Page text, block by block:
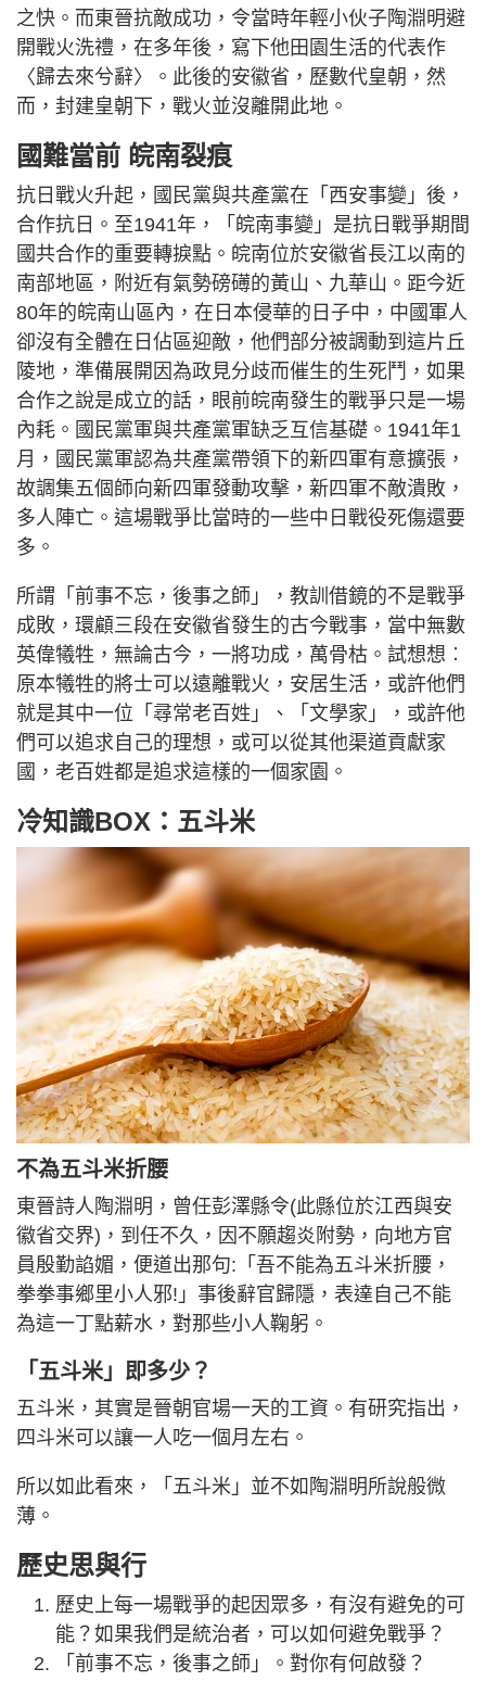
之快。而東晉抗敵成功，令當時年輕小伙子陶淵明避
開戰火洗禮，在多年後，寫下他田園生活的代表作
〈歸去來兮辭〉。此後的安徽省，歷數代皇朝，然
而，封建皇朝下，戰火並沒離開此地。
國難當前 皖南裂痕
抗日戰火升起，國民黨與共產黨在「西安事變」後，
合作抗日。至1941年，「皖南事變」是抗日戰爭期間
國共合作的重要轉捩點。皖南位於安徽省長江以南的
南部地區，附近有氣勢磅礡的黃山、九華山。距今近
80年的皖南山區內，在日本侵華的日子中，中國軍人
卻沒有全體在日佔區迎敵，他們部分被調動到這片丘
陵地，準備展開因為政見分歧而催生的生死鬥，如果
合作之說是成立的話，眼前皖南發生的戰爭只是一場
內耗。國民黨軍與共產黨軍缺乏互信基礎。1941年1
月，國民黨軍認為共產黨帶領下的新四軍有意擴張，
故調集五個師向新四軍發動攻擊，新四軍不敵潰敗，
多人陣亡。這場戰爭比當時的一些中日戰役死傷還要
多。
所謂「前事不忘，後事之師」，教訓借鏡的不是戰爭
成敗，環顧三段在安徽省發生的古今戰事，當中無數
英偉犧牲，無論古今，一將功成，萬骨枯。試想想︰
原本犧牲的將士可以遠離戰火，安居生活，或許他們
就是其中一位「尋常老百姓」、「文學家」，或許他
們可以追求自己的理想，或可以從其他渠道貢獻家
國，老百姓都是追求這樣的一個家園。
冷知識BOX：五斗米
不為五斗米折腰
東晉詩人陶淵明，曾任彭澤縣令(此縣位於江西與安
徽省交界)，到任不久，因不願趨炎附勢，向地方官
員殷勤諂媚，便道出那句:「吾不能為五斗米折腰，
拳拳事鄉里小人邪!」事後辭官歸隱，表達自己不能
為這一丁點薪水，對那些小人鞠躬。
「五斗米」即多少？
五斗米，其實是晉朝官場一天的工資。有研究指出，
四斗米可以讓一人吃一個月左右。
所以如此看來，「五斗米」並不如陶淵明所說般微
薄。
歷史思與行
歷史上每一場戰爭的起因眾多，有沒有避免的可
能？如果我們是統治者，可以如何避免戰爭？
「前事不忘，後事之師」。對你有何啟發？